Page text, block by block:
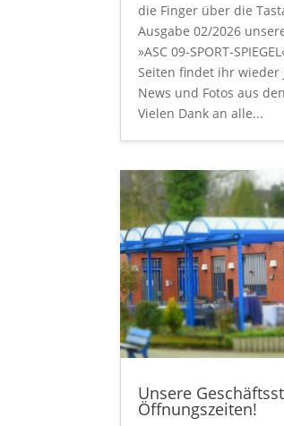
die Finger über die
Ausgabe 02/2026
»ASC 09-SPORT-
Seiten findet ihr wieder
News und Fotos aus
Vielen Dank an alle...
Unsere
Öffnungszeiten!